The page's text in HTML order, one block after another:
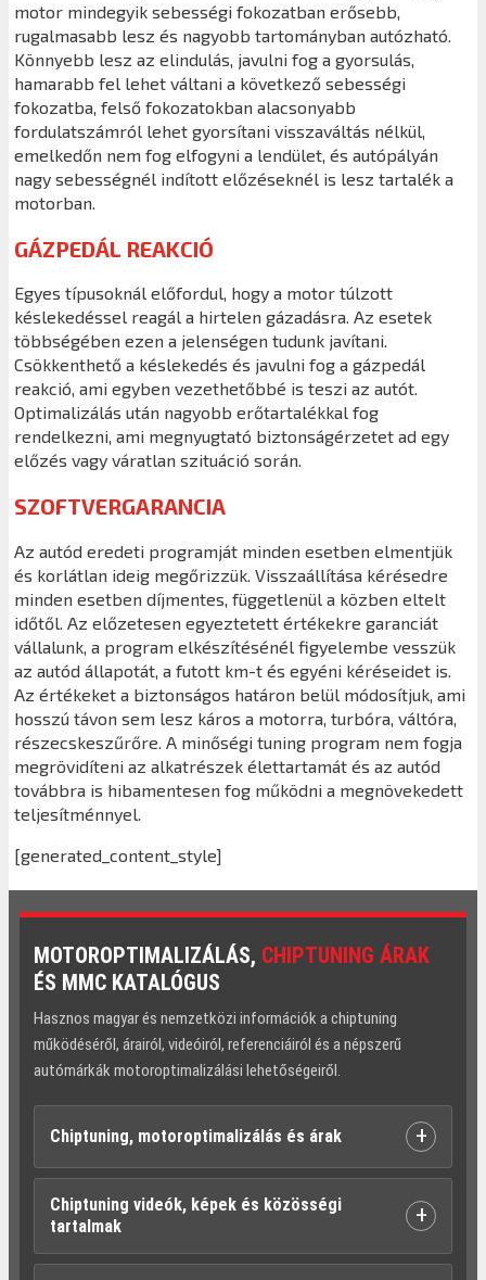
motor mindegyik sebességi fokozatban erősebb,
rugalmasabb lesz és nagyobb tartományban autózható.
Könnyebb lesz az elindulás, javulni fog a gyorsulás,
hamarabb fel lehet váltani a következő sebességi
fokozatba, felső fokozatokban alacsonyabb
fordulatszámról lehet gyorsítani visszaváltás nélkül,
emelkedőn nem fog elfogyni a lendület, és autópályán
nagy sebességnél indított előzéseknél is lesz tartalék a
motorban.
GÁZPEDÁL REAKCIÓ
Egyes típusoknál előfordul, hogy a motor túlzott
késlekedéssel reagál a hirtelen gázadásra. Az esetek
többségében ezen a jelenségen tudunk javítani.
Csökkenthető a késlekedés és javulni fog a gázpedál
reakció, ami egyben vezethetőbbé is teszi az autót.
Optimalizálás után nagyobb erőtartalékkal fog
rendelkezni, ami megnyugtató biztonságérzetet ad egy
előzés vagy váratlan szituáció során.
SZOFTVERGARANCIA
Az autód eredeti programját minden esetben elmentjük
és korlátlan ideig megőrizzük. Visszaállítása kérésedre
minden esetben díjmentes, függetlenül a közben eltelt
időtől. Az előzetesen egyeztetett értékekre garanciát
vállalunk, a program elkészítésénél figyelembe vesszük
az autód állapotát, a futott km-t és egyéni kéréseidet is.
Az értékeket a biztonságos határon belül módosítjuk, ami
hosszú távon sem lesz káros a motorra, turbóra, váltóra,
részecskeszűrőre. A minőségi tuning program nem fogja
megrövidíteni az alkatrészek élettartamát és az autód
továbbra is hibamentesen fog működni a megnövekedett
teljesítménnyel.
[generated_content_style]
MOTOROPTIMALIZÁLÁS, CHIPTUNING ÁRAK
ÉS MMC KATALÓGUS
Hasznos magyar és nemzetközi információk a chiptuning
működéséről, árairól, videóiról, referenciáiról és a népszerű
autómárkák motoroptimalizálási lehetőségeiről.
Chiptuning, motoroptimalizálás és árak +
Chiptuning videók, képek és közösségi
tartalmak
+